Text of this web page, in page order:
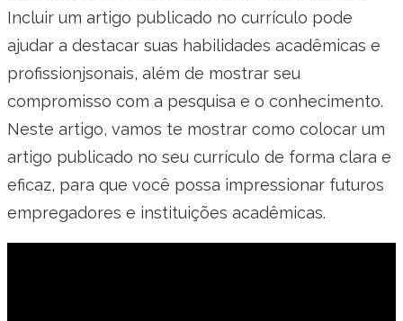
Incluir um artigo publicado no currículo pode
ajudar a destacar suas habilidades acadêmicas e
profissionjsonais, além de mostrar seu
compromisso com a pesquisa e o conhecimento.
Neste artigo, vamos te mostrar como colocar um
artigo publicado no seu currículo de forma clara e
eficaz, para que você possa impressionar futuros
empregadores e instituições acadêmicas.